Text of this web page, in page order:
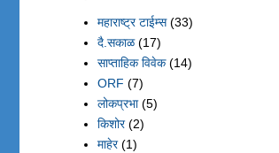
महाराष्ट्र टाईम्स (33)
दै.सकाळ (17)
साप्ताहिक विवेक (14)
ORF (7)
लोकप्रभा (5)
किशोर (2)
माहेर (1)